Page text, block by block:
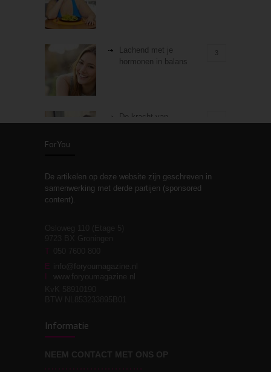
Lachend met je
hormonen in balans
3
De kracht van
Stiefouderschap en
relaties
moeite!
ForYou
De artikelen op deze website zijn geschreven in
samenwerking met derde partijen (sponsored
content).
T
E info@foryoumagazine.nl
www.foryoumagazine.nl
Informatie
NEEM CONTACT MET ONS OP